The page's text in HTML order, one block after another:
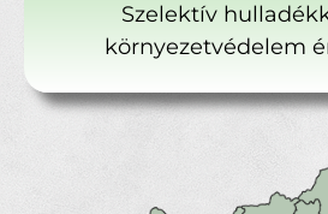
Szelektív
környezetvédelem